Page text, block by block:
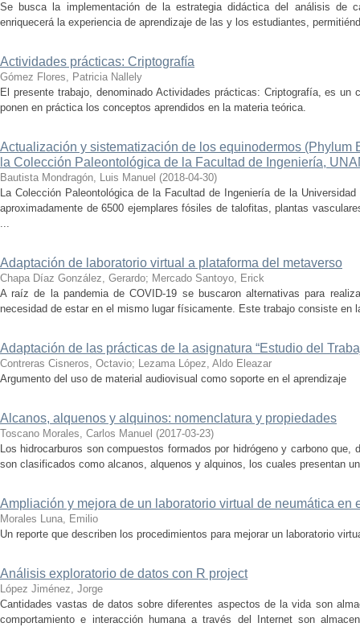
Se busca la implementación de la estrategia didáctica del análisis de
enriquecerá la experiencia de aprendizaje de las y los estudiantes,
Actividades prácticas: Criptografía
Gómez Flores, Patricia Nallely
El presente trabajo, denominado Actividades prácticas: Criptografía, es un
ponen en práctica los conceptos aprendidos en la materia teórica.
Actualización y sistematización de los equinodermos (Phylum
la Colección Paleontológica de la Facultad de Ingeniería,
Bautista Mondragón, Luis Manuel (2018-04-30)
La Colección Paleontológica de la Facultad de Ingeniería de la
aproximadamente de 6500 ejemplares fósiles de talofitas, plantas
...
Adaptación de laboratorio virtual a plataforma del metaverso
Chapa Díaz González, Gerardo; Mercado Santoyo, Erick
A raíz de la pandemia de COVID-19 se buscaron alternativas para
necesidad de estar en el mismo lugar físicamente. Este trabajo consiste en
Adaptación de las prácticas de la asignatura “Estudio del
Contreras Cisneros, Octavio; Lezama López, Aldo Eleazar
Argumento del uso de material audiovisual como soporte en el aprendizaje
Alcanos, alquenos y alquinos: nomenclatura y propiedades
Toscano Morales, Carlos Manuel (2017-03-23)
Los hidrocarburos son compuestos formados por hidrógeno y carbono que,
son clasificados como alcanos, alquenos y alquinos, los cuales presentan
Ampliación y mejora de un laboratorio virtual de neumática en
Morales Luna, Emilio
Un reporte que describen los procedimientos para mejorar un laboratorio
Análisis exploratorio de datos con R project
López Jiménez, Jorge
Cantidades vastas de datos sobre diferentes aspectos de la vida son
comportamiento e interacción humana a través del Internet son